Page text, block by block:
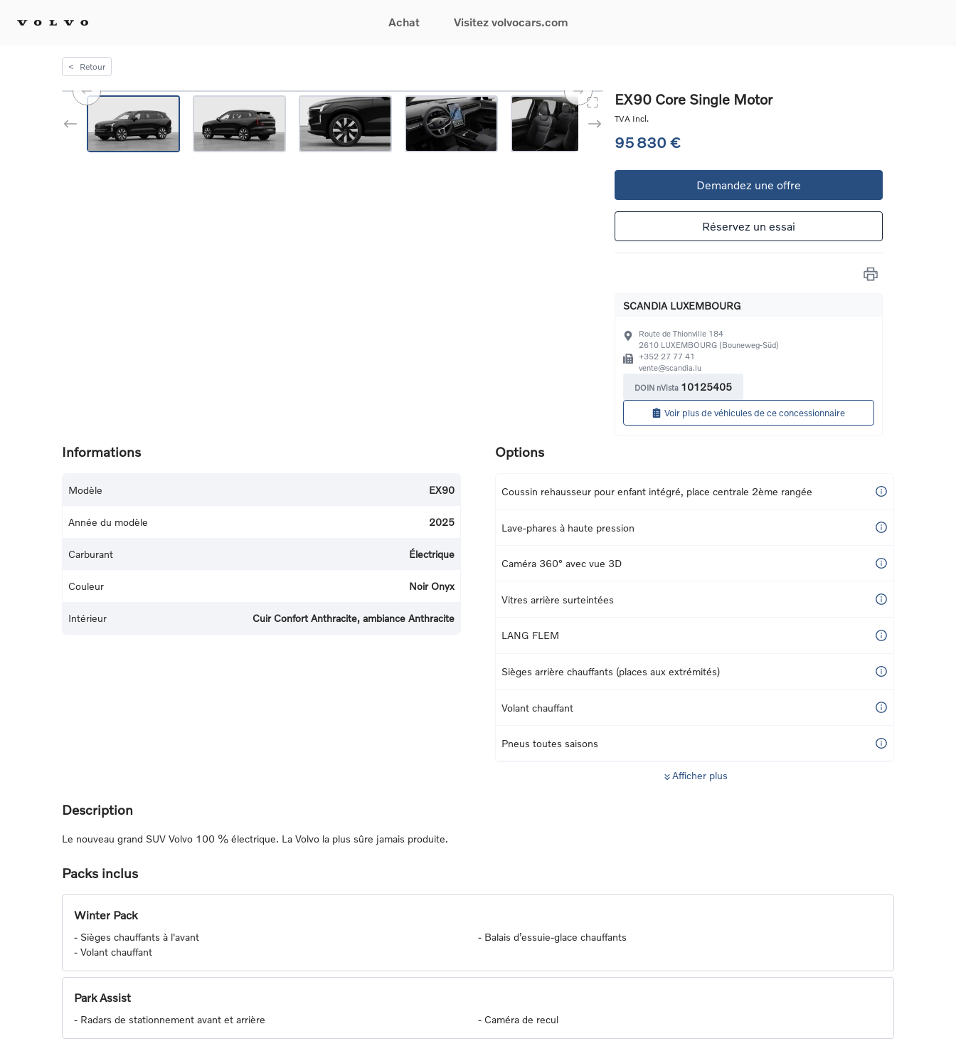
Achat
EX30
EX40
EC40
Voitures électriques
Voitures hybrides
rechargeables
Visitez volvocars.com
Configurez votre voiture
Offres du moment
Voitures d'occasion
Financement
Assurances
Réservez un essai
Entretien & Réparations
Reprise de votre voiture
< Retour
EX90 Core Single Motor
TVA Incl.
95 830 €
Demandez une offre
Réservez un essai
SCANDIA LUXEMBOURG
Route de Thionville 184
2610 LUXEMBOURG (Bouneweg-Süd)
+352 27 77 41
vente@scandia.lu
DOIN nVista 10125405
Voir plus de véhicules de ce concessionnaire
Informations
Modèle EX90
Année du modèle 2025
Carburant Électrique
Couleur Noir Onyx
Intérieur Cuir Confort Anthracite, ambiance Anthracite
Options
Coussin rehausseur pour enfant intégré, place centrale 2ème rangée
Lave-phares à haute pression
Caméra 360° avec vue 3D
Vitres arrière surteintées
LANG FLEM
Sièges arrière chauffants (places aux extrémités)
Volant chauffant
Pneus toutes saisons
Afficher plus
Description
Le nouveau grand SUV Volvo 100 % électrique. La Volvo la plus sûre jamais produite.
Packs inclus
Winter Pack
- Sièges chauffants à l'avant - Balais d’essuie-glace chauffants
- Volant chauffant
Park Assist
- Radars de stationnement avant et arrière - Caméra de recul